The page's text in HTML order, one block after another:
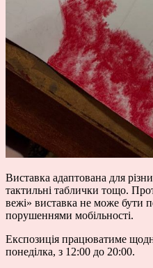
Виставка адаптована для
тактильні таблички тощо.
вежі» виставка не може бути
порушеннями мобільності.
Експозиція працюватиме
понеділка, з 12:00 до 20:00.